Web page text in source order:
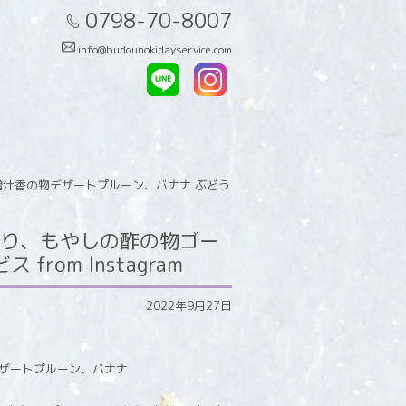
0798-70-8007
info@budounokidayservice.com
香の物デザートプルーン、バナナ ぶどう
、もやしの酢の物ゴー
ス from Instagram
2022年9月27日
ートプルーン、バナナ